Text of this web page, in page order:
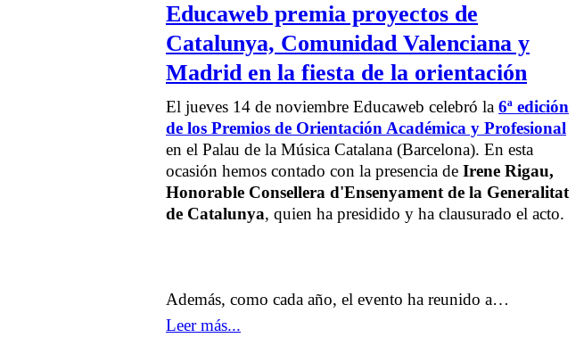
Educaweb premia proyectos de
Catalunya, Comunidad Valenciana y
Madrid en la fiesta de la orientación
El jueves 14 de noviembre Educaweb celebró la 6ª edición
de los Premios de Orientación Académica y Profesional
en el Palau de la Música Catalana (Barcelona). En esta
ocasión hemos contado con la presencia de Irene Rigau,
Honorable Consellera d'Ensenyament de la Generalitat
de Catalunya, quien ha presidido y ha clausurado el acto.
Además, como cada año, el evento ha reunido a…
Leer más...